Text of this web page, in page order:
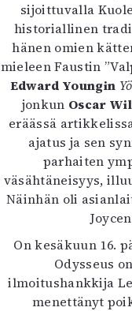
sijoittuvalla
historiallinen
hänen omien
mieleen Faustin
Edward Youngin
jonkun Oscar
eräässä
ajatus ja sen
parhaiten
väsähtäneisyys,
Näinhän oli
On kesäkuun 16.
Odysseus
ilmoitushankkija
menettänyt